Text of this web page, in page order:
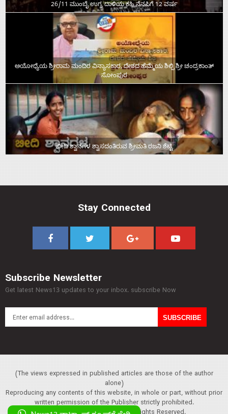
26/11 ಮುಂಬೈ ಉಗ್ರ ದಾಳಿಯ ಕಹಿ ನೆನಪಿಗೆ 12 ವರ್ಷ
ಅಯೋಧ್ಯೆಯ ಶ್ರೀರಾಮ ಮಂದಿರ ವಿನ್ಯಾಸಕಾರ, ದೇಶದ ಹೆಮ್ಮೆಯ ಶಿಲ್ಪಿ ಶ್ರೀ ಚಂದ್ರಕಾಂತ್‌
ಸೋಂಪುರ
ಬೀದಿ ಶ್ವಾನಗಳ ಶ್ವಾಸದಂತಿರುವ ಶ್ರೀಮತಿ ರಜನಿ ಶೆಟ್ಟಿ
Stay Connected
Subscribe Newsletter
Get latest News13 updates to your inbox. subscribe Now
(The views expressed in published articles are those of the author
alone)
Reproducing any contents of this website, in whole or part, without prior
written permission of the Publisher strictly prohibited.